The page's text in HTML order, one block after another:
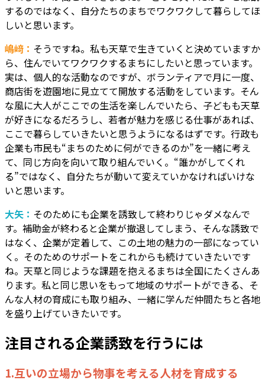
するのではなく、自分たちのまちでワクワクして暮らしてほ
しいと思います。
嶋﨑： そうですね。私も天草で生きていくと決めていますか
ら、住んでいてワクワクするまちにしたいと思っています。
実は、個人的な活動なのですが、ボランティアで月に一度、
商店街を遊園地に見立てて開放する活動をしています。そん
な風に大人がここでの生活を楽しんでいたら、子どもも天草
が好きになるだろうし、若者が魅力を感じる仕事があれば、
ここで暮らしていきたいと思うようになるはずです。行政も
企業も市民も“まちのために何ができるのか”を一緒に考え
て、同じ方向を向いて取り組んでいく。“誰かがしてくれ
る”ではなく、自分たちが動いて変えていかなければいけな
いと思います。
大矢： そのためにも企業を誘致して終わりじゃダメなんで
す。補助金が終わると企業が撤退してしまう、そんな誘致で
はなく、企業が定着して、この土地の魅力の一部になってい
く。そのためのサポートをこれからも続けていきたいです
ね。天草と同じような課題を抱えるまちは全国にたくさんあ
ります。私と同じ思いをもって地域のサポートができる、そ
んな人材の育成にも取り組み、一緒に学んだ仲間たちと各地
を盛り上げていきたいです。
注目される企業誘致を行うには
1.互いの立場から物事を考える人材を育成する